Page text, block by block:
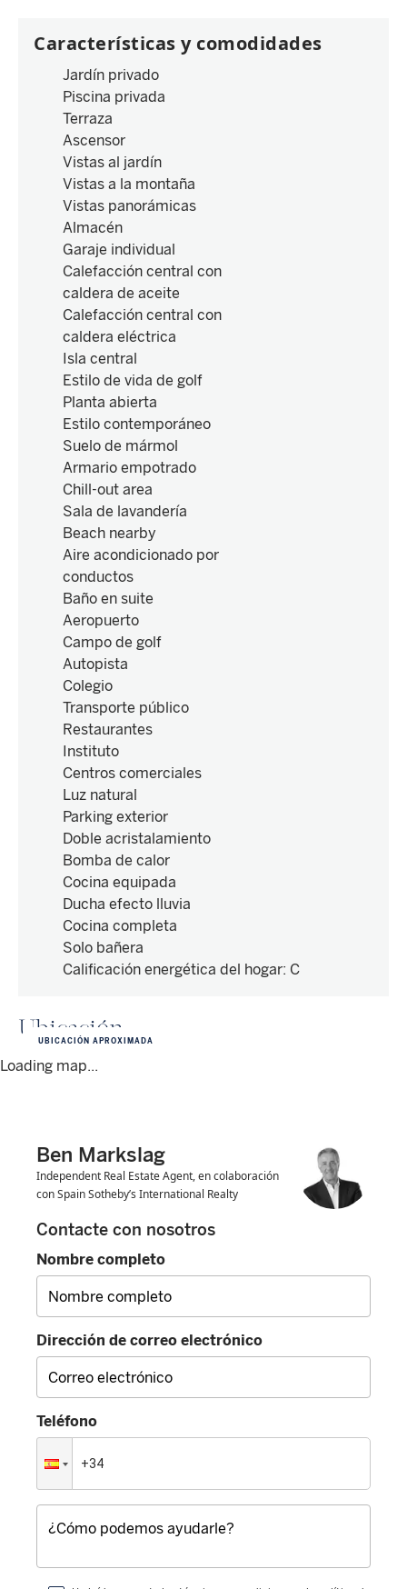
Características y comodidades
Jardín privado
Piscina privada
Terraza
Ascensor
Vistas al jardín
Vistas a la montaña
Vistas panorámicas
Almacén
Garaje individual
Calefacción central con
caldera de aceite
Calefacción central con
caldera eléctrica
Isla central
Estilo de vida de golf
Planta abierta
Estilo contemporáneo
Suelo de mármol
Armario empotrado
Chill-out area
Sala de lavandería
Beach nearby
Aire acondicionado por
conductos
Baño en suite
Aeropuerto
Campo de golf
Autopista
Colegio
Transporte público
Restaurantes
Instituto
Centros comerciales
Luz natural
Parking exterior
Doble acristalamiento
Bomba de calor
Cocina equipada
Ducha efecto lluvia
Cocina completa
Solo bañera
Calificación energética del hogar: C
Ubicación
Loading map...
UBICACIÓN APROXIMADA
Ben Markslag
Independent Real Estate Agent, en colaboración
con Spain Sotheby’s International Realty
Contacte con nosotros
Nombre completo
Dirección de correo electrónico
Teléfono